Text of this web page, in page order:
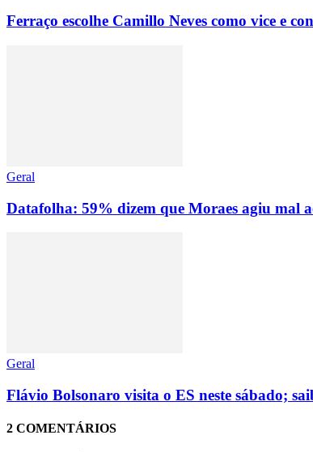
Ferraço escolhe Camillo Neves como vice e
Geral
Datafolha: 59% dizem que Moraes agiu mal
Geral
Flávio Bolsonaro visita o ES neste sábado;
2 COMENTÁRIOS